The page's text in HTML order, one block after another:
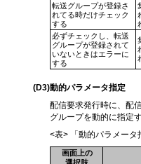
転送グループが登録さ
れてる時だけチェック
する
必ずチェックし、転送
グループが登録されて
いないときはエラーに
する
(D3)動的パラメータ指定
配信要求発行時に、配
グループを動的に指定
<表> 「動的パラメータ
画面上の